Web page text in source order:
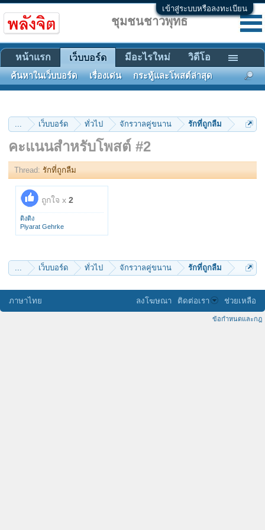
เข้าสู่ระบบหรือลงทะเบียน
... เว็บบอร์ด ทั่วไป จักรวาลคู่ขนาน รักที่ถูกลืม
คะแนนสำหรับโพสต์ #2
Thread: รักที่ถูกลืม
ถูกใจ x 2
ติงติง
Piyarat Gehrke
... เว็บบอร์ด ทั่วไป จักรวาลคู่ขนาน รักที่ถูกลืม
ชุมชนชาวพุทธ
หน้าแรก เว็บบอร์ด
ค้นหาในเว็บบอร์ด เรื่องเด่น กระทู้และโพสต์ล่าสุด
มีอะไรใหม่ วิดีโอ
ภาษาไทย ลงโฆษณา ติดต่อเรา ช่วยเหลือ
ข้อกำหนดและกฎ